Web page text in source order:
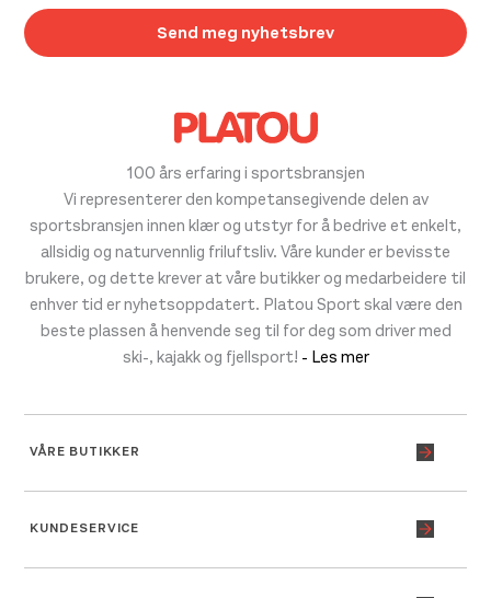
100 års erfaring i sportsbransjen
Vi representerer den kompetansegivende delen av
sportsbransjen innen klær og utstyr for å bedrive et enkelt,
allsidig og naturvennlig friluftsliv. Våre kunder er bevisste
brukere, og dette krever at våre butikker og medarbeidere til
enhver tid er nyhetsoppdatert. Platou Sport skal være den
beste plassen å henvende seg til for deg som driver med
ski-, kajakk og fjellsport! - Les mer
VÅRE BUTIKKER
KUNDESERVICE